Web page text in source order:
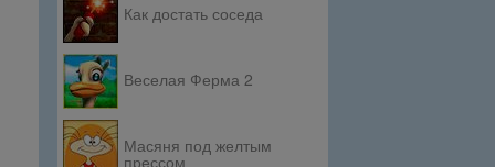
Как достать соседа
Веселая Ферма 2
Масяня под желтым
прессом